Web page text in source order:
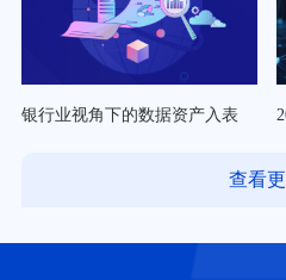
银行业视角下的数据资产入表
查看